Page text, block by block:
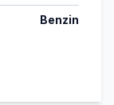
Benzin